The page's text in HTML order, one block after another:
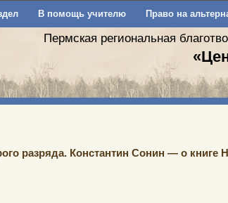
В помощь учителю Право на
Пермская региональная
разряда. Константин Сонин — о